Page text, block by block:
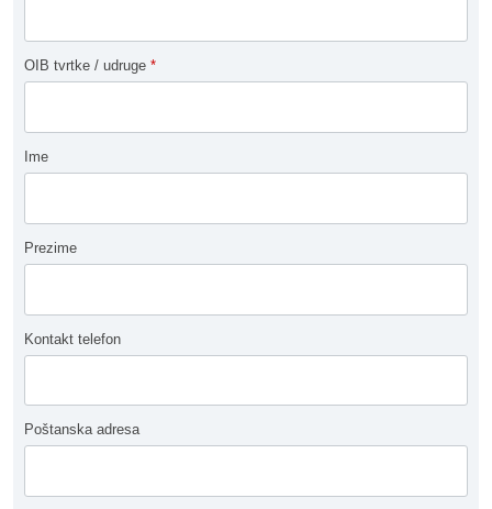
OIB tvrtke / udruge *
Ime
Prezime
Kontakt telefon
Poštanska adresa